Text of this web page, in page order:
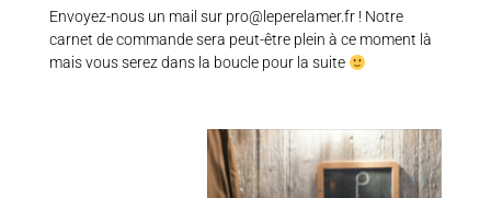
Envoyez-nous un mail sur pro@leperelamer.fr ! Notre
carnet de commande sera peut-être plein à ce moment là
mais vous serez dans la boucle pour la suite